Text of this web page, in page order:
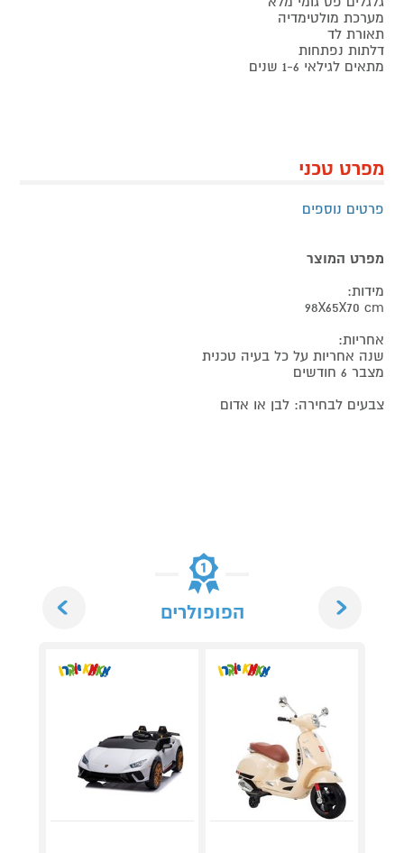
מערכת מולטימדיה
תאורת לד
דלתות נפתחות
מתאים לגילאי 1-6 שנים
מפרט טכני
פרטים נוספים
מפרט המוצר
מידות:
98X65X70 cm
אחריות:
שנה אחריות על כל בעיה טכנית
מצבר 6 חודשים
צבעים לבחירה: לבן או אדום
הפופולרים